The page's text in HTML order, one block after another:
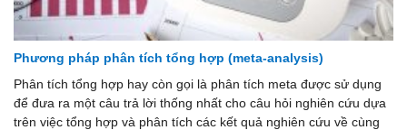
Phương pháp phân tích tổng hợp (meta-analysis)
Phân tích tổng hợp hay còn gọi là phân tích meta được sử dụng
để đưa ra một câu trả lời thống nhất cho câu hỏi nghiên cứu dựa
trên việc tổng hợp và phân tích các kết quả nghiên cứu về cùng